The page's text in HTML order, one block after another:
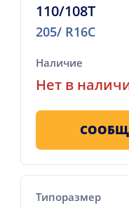
110/108T
205/ R16C
Наличие
Нет в
Типоразмер